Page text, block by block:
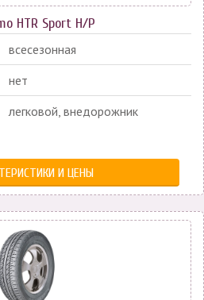
HTR Sport H/P
всесезонная
нет
легковой, внедорожник
И ЦЕНЫ